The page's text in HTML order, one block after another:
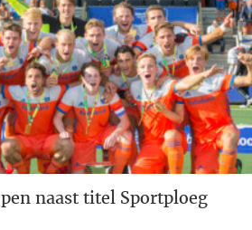
naast titel Sportploeg